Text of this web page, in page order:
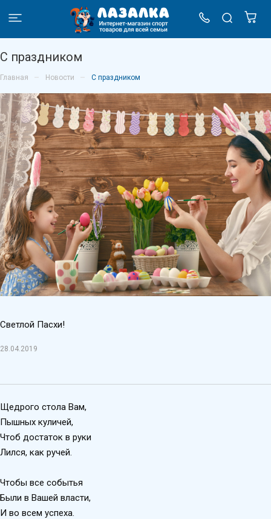
С праздником
Главная – Новости – С праздником
Светлой Пасхи!
28.04.2019
Щедрого стола Вам,
Пышных куличей,
Чтоб достаток в руки
Лился, как ручей.
Чтобы все событья
Были в Вашей власти,
И во всем успеха.